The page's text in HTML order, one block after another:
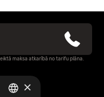
maksa atkarībā no tarifu plāna.
×